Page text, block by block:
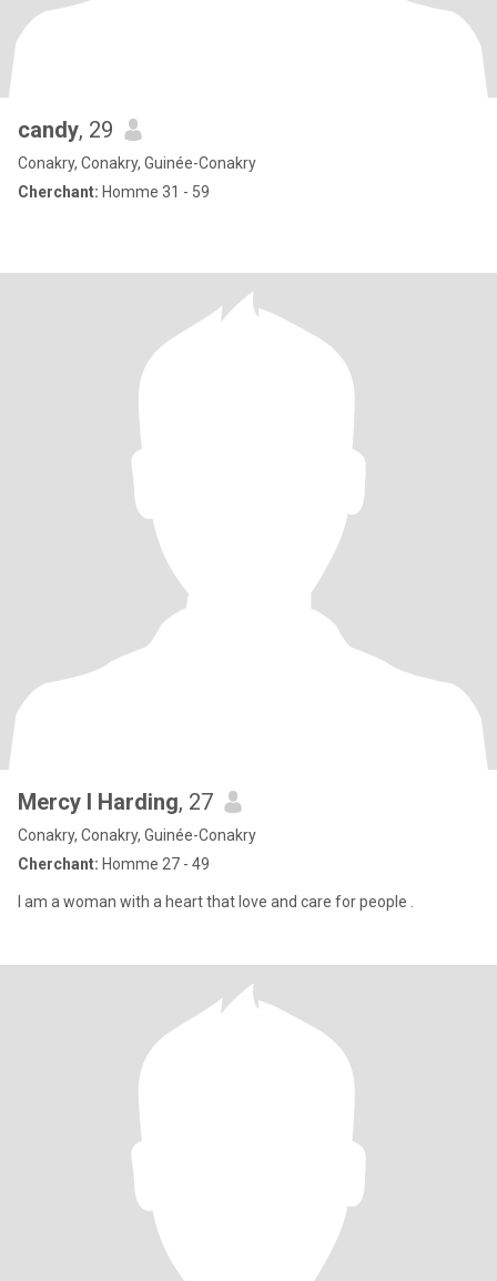
candy, 29
Conakry, Conakry, Guinée-Conakry
Cherchant: Homme 31 - 59
Mercy l Harding, 27
Conakry, Conakry, Guinée-Conakry
Cherchant: Homme 27 - 49
I am a woman with a heart that love and care for people .